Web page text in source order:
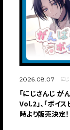
2026.08.07 に
「にじさんじ が
Vol.2」、「ボイ
時より販売決定！